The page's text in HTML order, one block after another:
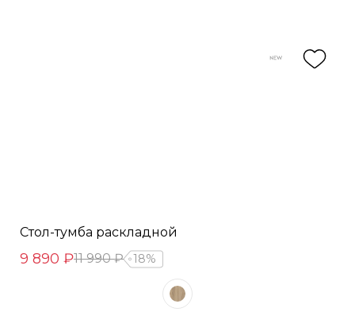
Стол-тумба раскладной
9 890 ₽11 990 ₽ 18%